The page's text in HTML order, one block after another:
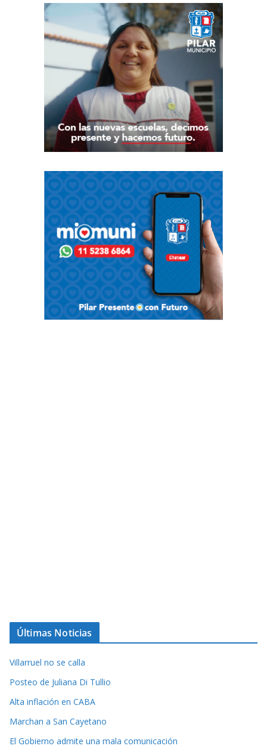
Últimas Noticias
Villarruel no se calla
Posteo de Juliana Di Tullio
Alta inflación en CABA
Marchan a San Cayetano
El Gobierno admite una mala comunicación